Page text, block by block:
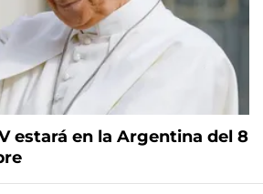
estará en la Argentina del 8